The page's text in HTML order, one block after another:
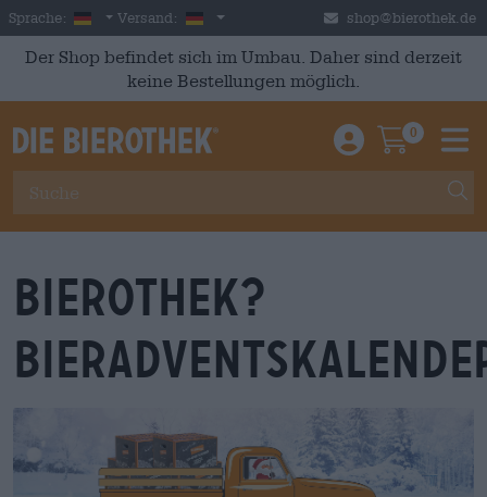
Skip to main content
Sprache: German
Versand: Deutschland shop@bierothek.de
Der Shop befindet sich im Umbau. Daher sind derzeit
keine Bestellungen möglich.
Einloggen /
0
Bierothek?